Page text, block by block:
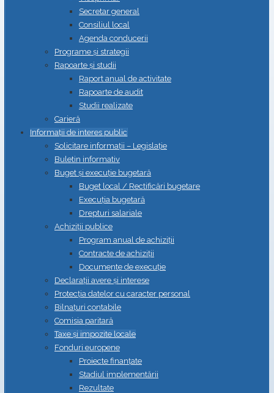
Secretar general
Consiliul local
Agenda conducerii
Programe și strategii
Rapoarte și studii
Raport anual de activitate
Rapoarte de audit
Studii realizate
Carieră
Informații de interes public
Solicitare informații – Legislație
Buletin informativ
Buget și execuție bugetară
Buget local / Rectificări bugetare
Execuția bugetară
Drepturi salariale
Achiziții publice
Program anual de achiziții
Contracte de achiziții
Documente de execuție
Declarații avere și interese
Protecția datelor cu caracter personal
Bilnațuri contabile
Comisia paritară
Taxe și impozite locale
Fonduri europene
Proiecte finanțate
Stadiul implementării
Rezultate